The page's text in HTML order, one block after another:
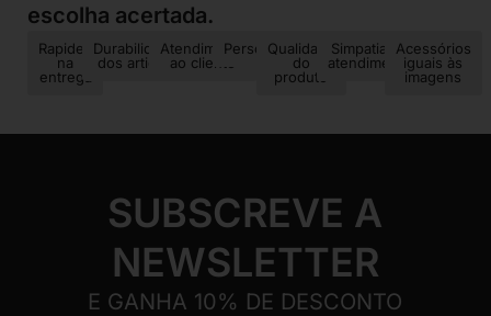
escolha acertada.
Rapidez
na
entrega
Durabilidade
dos artigos
Atendimento
ao cliente
Personalização
Qualidade
do
produto
Simpatia no
atendimento
Acessórios
iguais às
imagens
SUBSCREVE A
NEWSLETTER
E GANHA 10% DE DESCONTO